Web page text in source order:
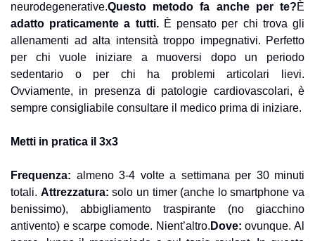
neurodegenerative.Questo metodo fa anche per te?
adatto praticamente a tutti. È pensato per chi trova gli
allenamenti ad alta intensità troppo impegnativi. Perfetto
per chi vuole iniziare a muoversi dopo un periodo
sedentario o per chi ha problemi articolari lievi.
Ovviamente, in presenza di patologie cardiovascolari, è
sempre consigliabile consultare il medico prima di iniziare.
Metti in pratica il 3x3
Frequenza: almeno 3-4 volte a settimana per 30 minuti
totali. Attrezzatura: solo un timer (anche lo smartphone va
benissimo), abbigliamento traspirante (no giacchino
antivento) e scarpe comode. Nient’altro. Dove: ovunque. Al